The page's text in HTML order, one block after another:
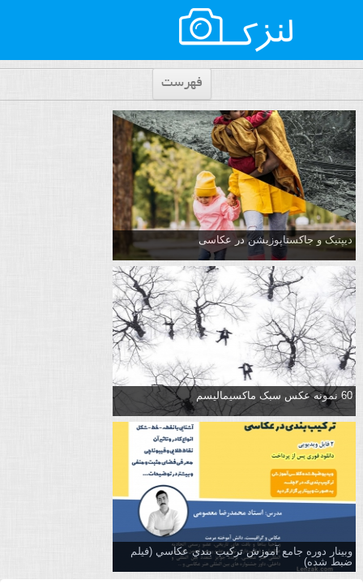
فهرست
دیپتیک و جاکستا‌پوزیشن در عکاسی
60 نمونه عکس سبک ماکسیمالیسم
وبینار دوره جامع آموزش تركيب بندي عكاسي (فیلم
ضبط شده)